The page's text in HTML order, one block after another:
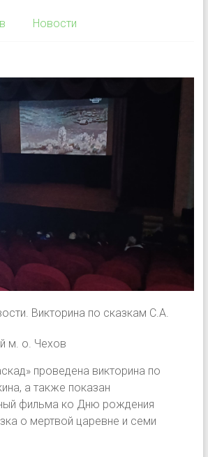
Новости
Викторина по сказкам С.А.
м. о. Чехов
проведена викторина по
а также показан
фильма ко Дню рождения
о мертвой царевне и семи